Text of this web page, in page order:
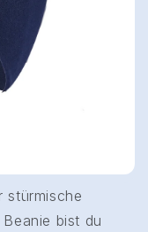
stürmische
bist du